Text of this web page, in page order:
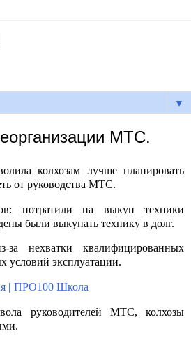
▼
МТС.
колхозам лучше планировать
от руководства МТС.
потратили на выкуп техники
были выкупать технику в долг.
нехватки квалифицированных
условий эксплуатации.
| ПРО100 Школа
руководителей МТС, колхозы